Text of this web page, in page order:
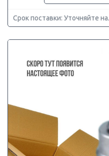
Срок поставки: Уточняйте